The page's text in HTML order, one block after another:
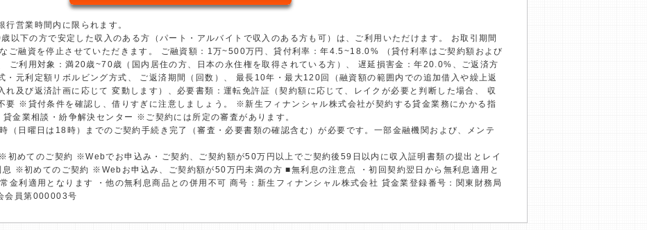
営業時間内に限られます。
以下の方で安定した収入のある方（パート・アルバイトで収入のある方も可）は、ご利用いただけます。 お取引期間
ご融資を停止させていただきます。 ご融資額：1万~500万円、貸付利率：年4.5~18.0% （貸付利率はご契約額および
ご利用対象：満20歳~70歳（国内居住の方、日本の永住権を取得されている方）、 遅延損害金：年20.0%、ご返済方
・元利定額リボルビング方式、 ご返済期間（回数）、 最長10年・最大120回（融資額の範囲内での追加借入や繰上返
れ及び返済計画に応じて 変動します）、必要書類：運転免許証（契約額に応じて、レイクが必要と判断した場合、 収
要 ※貸付条件を確認し、借りすぎに注意しましょう。 ※新生フィナンシャル株式会社が契約する貸金業務にかかる指
金業相談・紛争解決センター ※ご契約には所定の審査があります。
（日曜日は18時）までのご契約手続き完了（審査・必要書類の確認含む）が必要です。一部金融機関および、メンテ
めてのご契約 ※Webでお申込み・ご契約、ご契約額が50万円以上でご契約後59日以内に収入証明書類の提出とレイ
※初めてのご契約 ※Webお申込み、ご契約額が50万円未満の方 ■無利息の注意点 ・初回契約翌日から無利息適用と
金利適用となります ・他の無利息商品との併用不可 商号：新生フィナンシャル株式会社 貸金業登録番号：関東財務局
会員第000003号